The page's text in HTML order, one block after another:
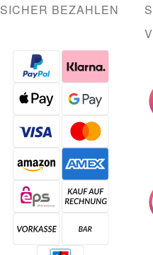
SICHER BEZAHLEN